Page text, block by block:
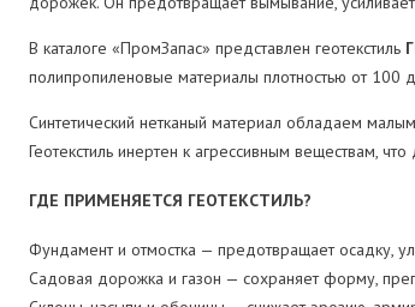
В каталоге «ПромЗапас» представлен геотекстиль
полипропиленовые материалы плотностью от
Синтетический нетканый материал обладаем
Геотекстиль инертен к агрессивным веществам,
ГДЕ ПРИМЕНЯЕТСЯ ГЕОТЕКСТИЛЬ?
Фундамент и отмостка — предотвращает осадку,
Садовая дорожка и газон — сохраняет форму,